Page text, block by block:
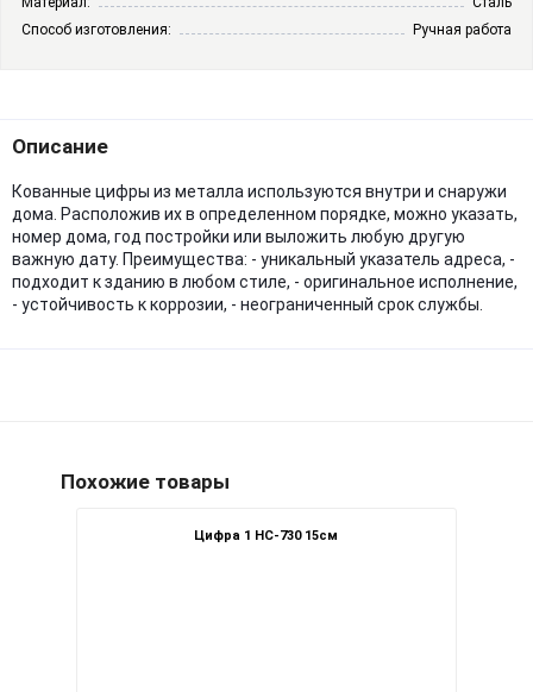
Способ изготовления:
Ручная работа
Описание
Кованные цифры из металла используются внутри и снаружи
дома. Расположив их в определенном порядке, можно указать,
номер дома, год постройки или выложить любую другую
важную дату. Преимущества: - уникальный указатель адреса, -
подходит к зданию в любом стиле, - оригинальное исполнение,
- устойчивость к коррозии, - неограниченный срок службы.
Похожие товары
Цифра 1 НС-730 15см